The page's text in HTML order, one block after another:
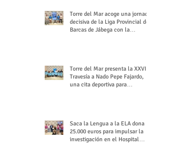
Torre del Mar acoge una jornada
decisiva de la Liga Provincial de
Barcas de Jábega con la
Torre del Mar presenta la XXVI
Travesía a Nado Pepe Fajardo,
una cita deportiva para
Saca la Lengua a la ELA dona
25.000 euros para impulsar la
investigación en el Hospital